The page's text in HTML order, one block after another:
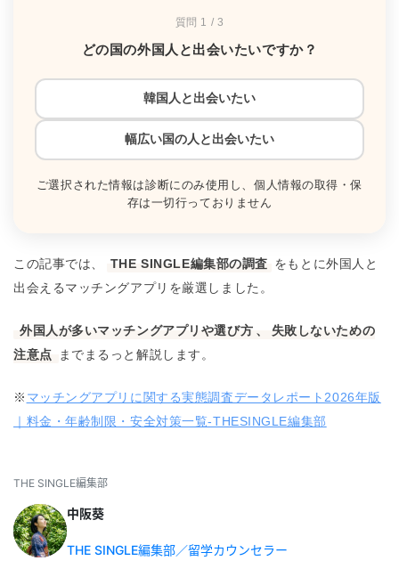
質問 1 / 3
どの国の外国人と出会いたいですか？
韓国人と出会いたい
幅広い国の人と出会いたい
ご選択された情報は診断にのみ使用し、個人情報の取得・保
存は一切行っておりません
この記事では、 THE SINGLE編集部の調査 をもとに外国人と
出会えるマッチングアプリを厳選しました。
外国人が多いマッチングアプリや選び方 、
失敗しないための
注意点
までまるっと解説します。
※ マッチングアプリに関する実態調査データレポート2026年版
｜料金・年齢制限・安全対策一覧-THESINGLE編集部
THE SINGLE編集部
中阪葵
THE SINGLE編集部／留学カウンセラー